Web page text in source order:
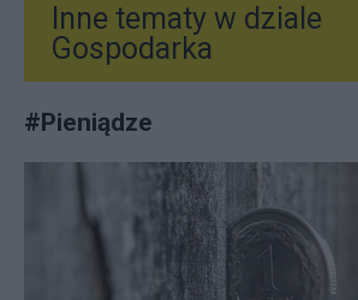
Inne tematy w dziale
Gospodarka
#Pieniądze